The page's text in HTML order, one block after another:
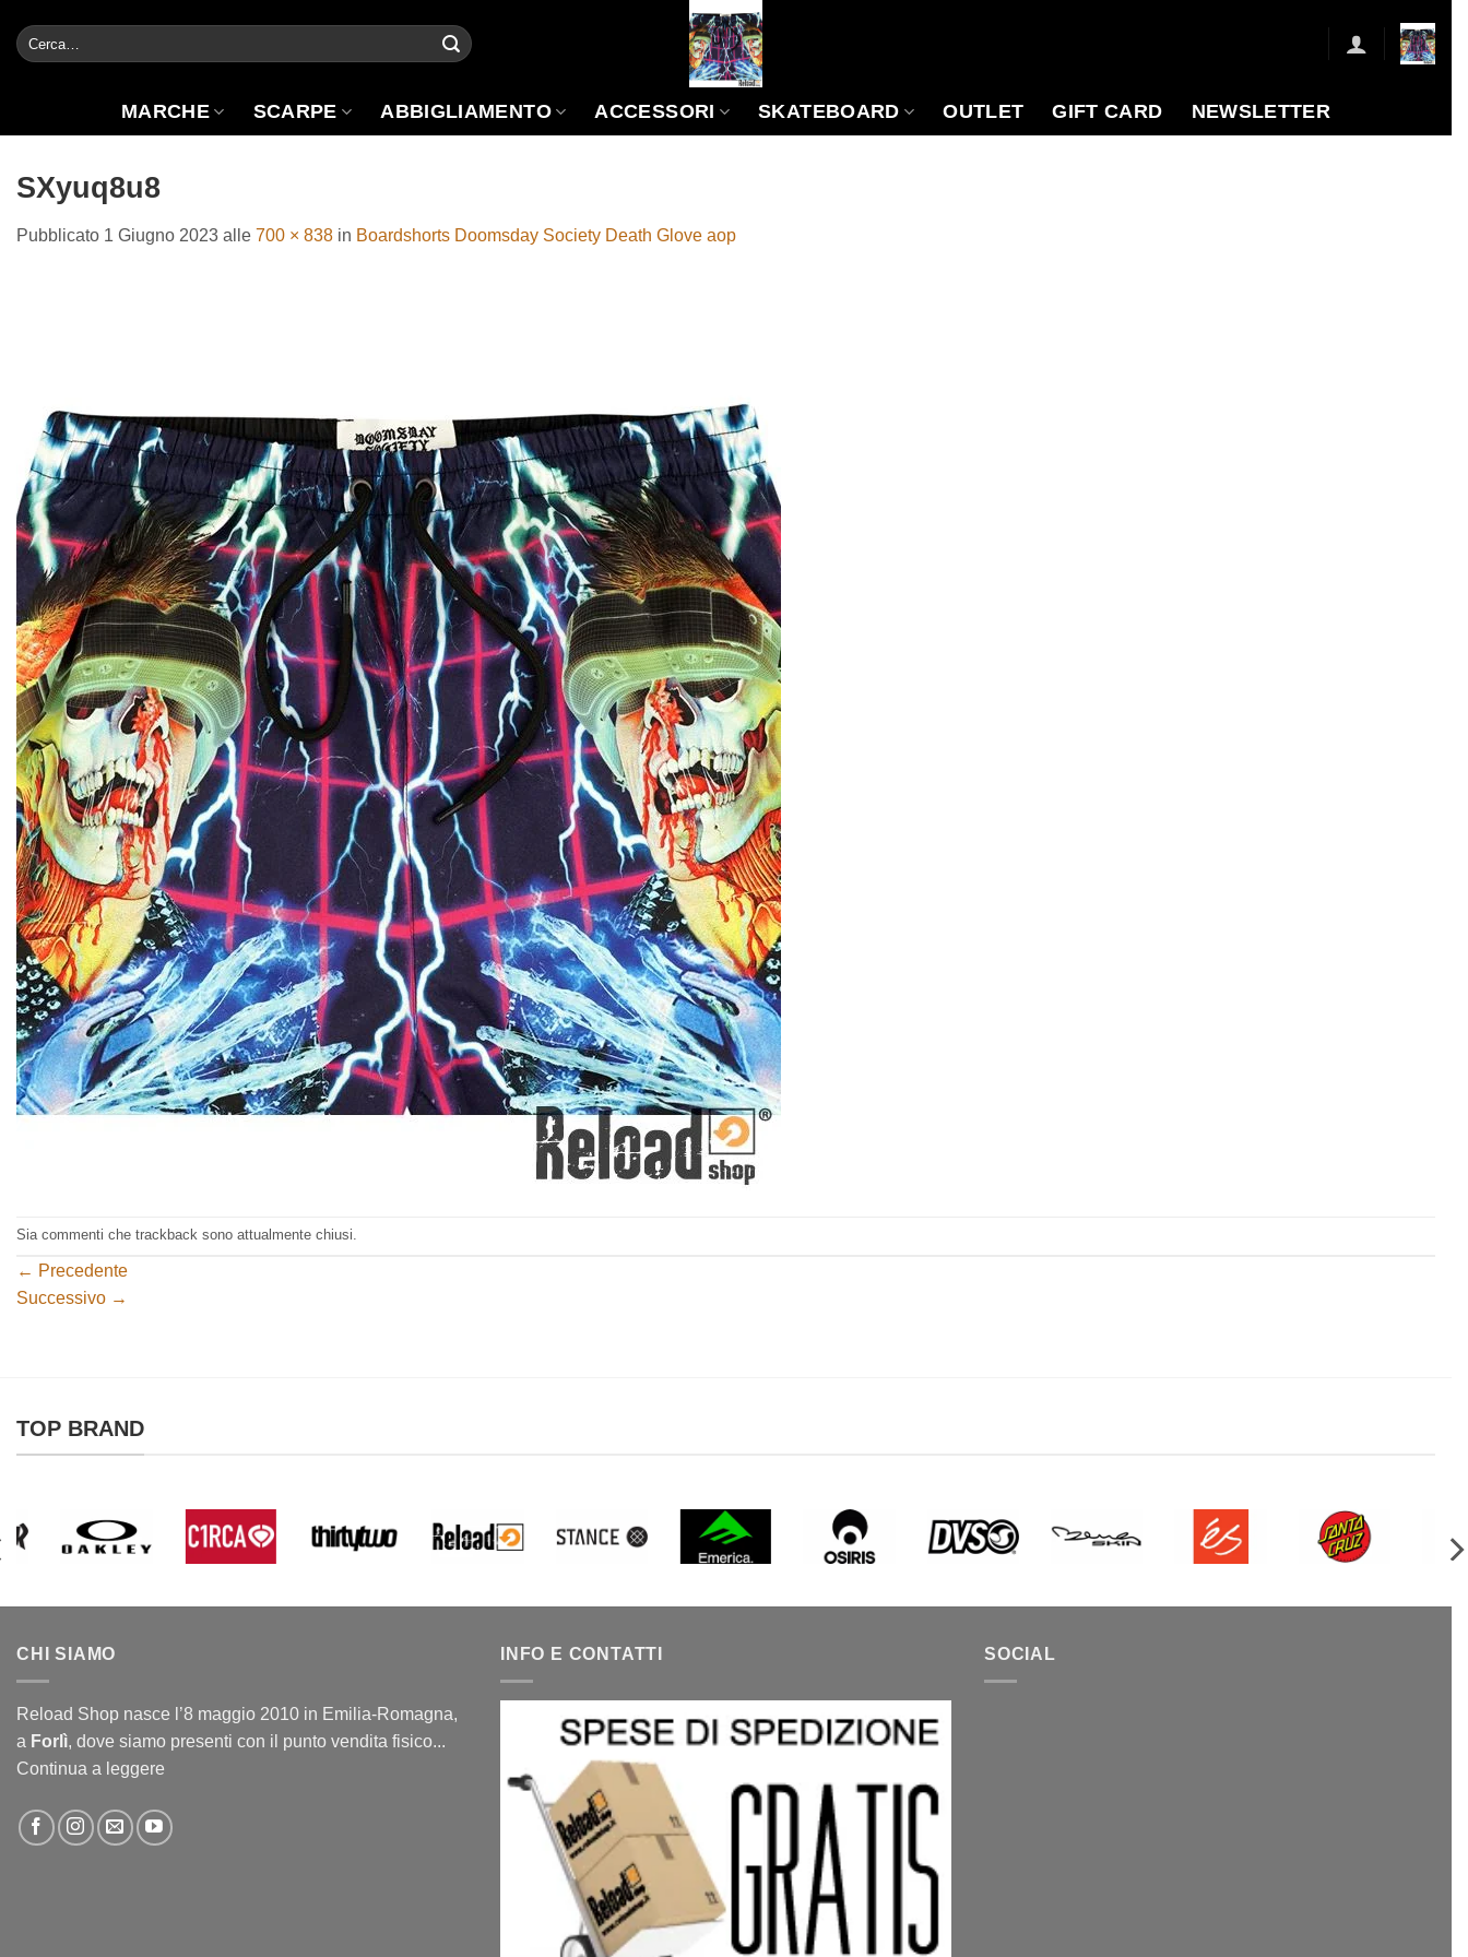
contenuti
Cerca:
MARCHE SCARPE ABBIGLIAMENTO ACCESSORI SKATEBOARD OUTLET GIFT CARD NEWSLETTER
SXyuq8u8
Pubblicato 1 Giugno 2023 alle 700 × 838 in Boardshorts Doomsday Society Death Glove aop
Sia commenti che trackback sono attualmente chiusi.
← Precedente
Successivo →
TOP BRAND
CHI SIAMO
Reload Shop nasce l’8 maggio 2010 in Emilia-Romagna,
a Forlì, dove siamo presenti con il punto vendita fisico...
Continua a leggere
INFO E CONTATTI SOCIAL